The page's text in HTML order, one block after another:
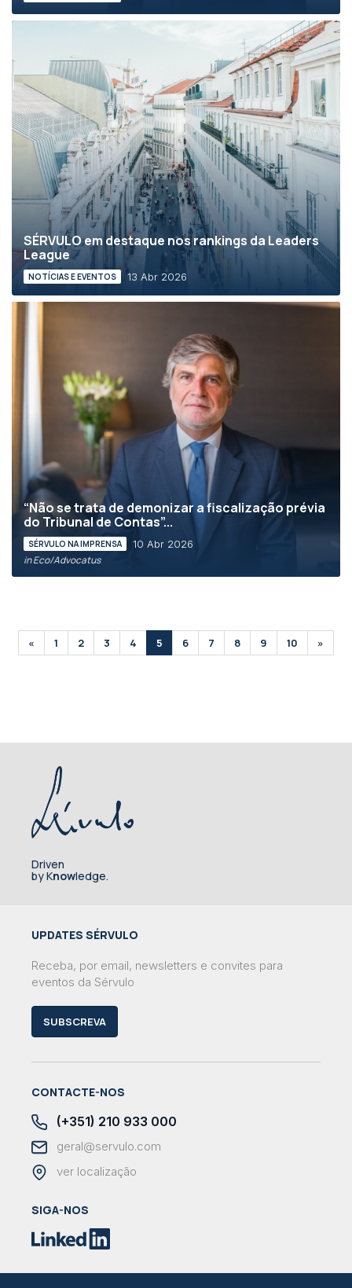
SÉRVULO em destaque nos rankings da Leaders
League
NOTÍCIAS E EVENTOS 13 Abr 2026
“Não se trata de demonizar a fiscalização prévia
do Tribunal de Contas”...
SÉRVULO NA IMPRENSA 10 Abr 2026
in Eco/Advocatus
« 1 2 3 4 5 6 7 8 9 10 »
Driven
by Knowledge.
UPDATES SÉRVULO
Receba, por email, newsletters e convites para
eventos da Sérvulo
SUBSCREVA
CONTACTE-NOS
(+351) 210 933 000
geral@servulo.com
ver localização
SIGA-NOS